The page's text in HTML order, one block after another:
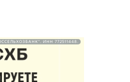
ИНН 772511448.